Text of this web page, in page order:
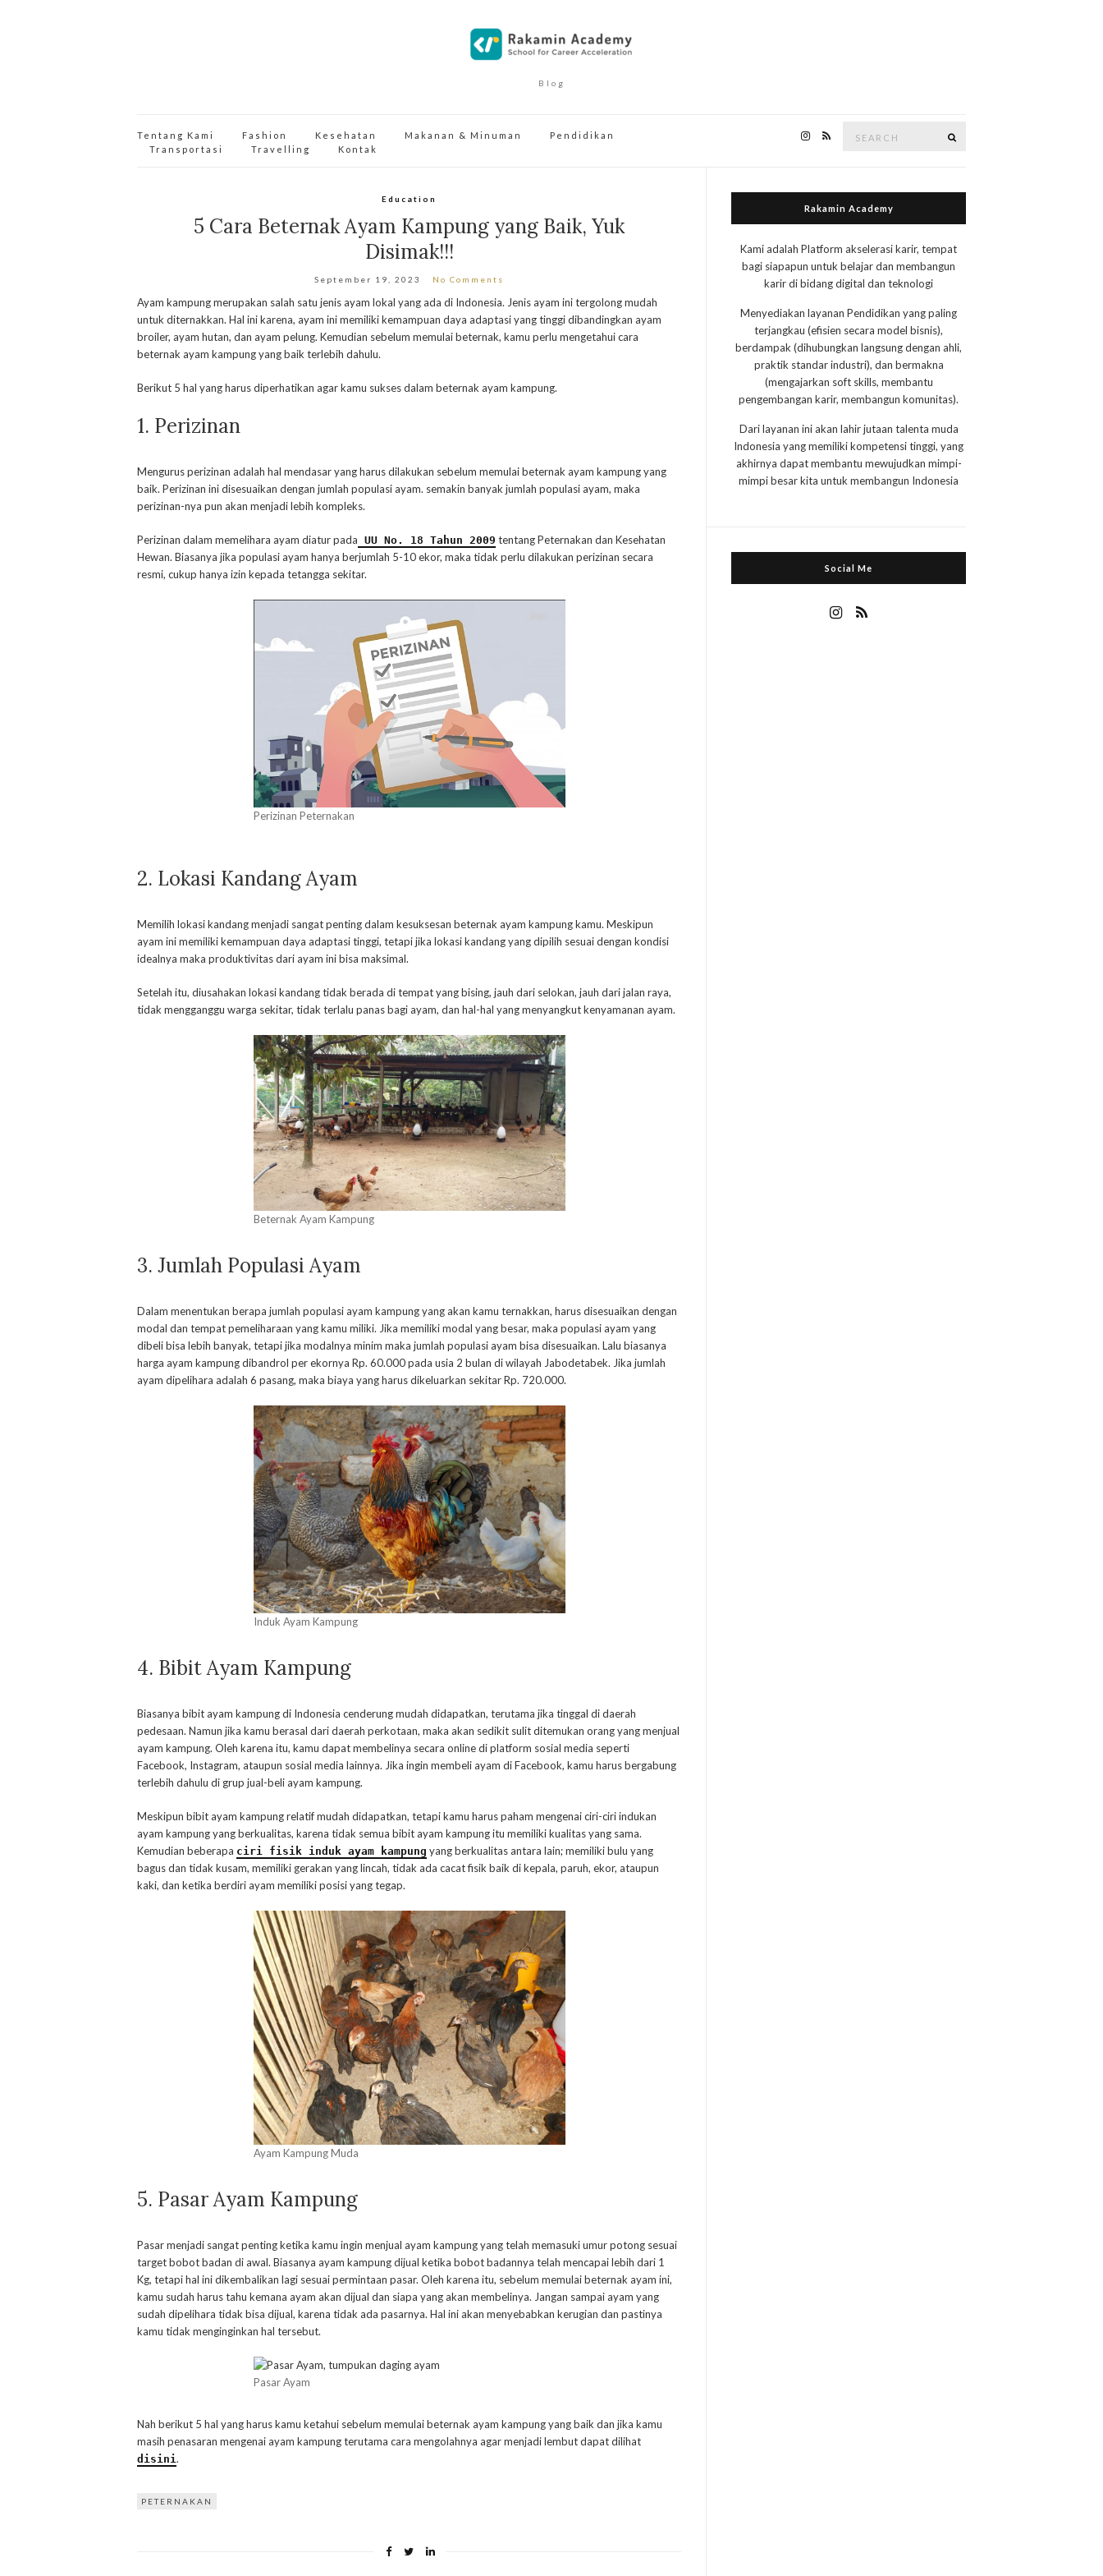
Blog
Tentang Kami Fashion Kesehatan Makanan & Minuman
Pendidikan
Transportasi
Travelling Kontak
Education
5 Cara Beternak Ayam Kampung yang Baik, Yuk
Disimak!!!
September 19, 2023 No Comments
Ayam kampung merupakan salah satu jenis ayam lokal yang ada di Indonesia. Jenis ayam ini tergolong mudah
untuk diternakkan. Hal ini karena, ayam ini memiliki kemampuan daya adaptasi yang tinggi dibandingkan ayam
broiler, ayam hutan, dan ayam pelung. Kemudian sebelum memulai beternak, kamu perlu mengetahui cara
beternak ayam kampung yang baik terlebih dahulu.
Berikut 5 hal yang harus diperhatikan agar kamu sukses dalam beternak ayam kampung.
1. Perizinan
Mengurus perizinan adalah hal mendasar yang harus dilakukan sebelum memulai beternak ayam kampung yang
baik. Perizinan ini disesuaikan dengan jumlah populasi ayam. semakin banyak jumlah populasi ayam, maka
perizinan-nya pun akan menjadi lebih kompleks.
Perizinan dalam memelihara ayam diatur pada UU No. 18 Tahun 2009 tentang Peternakan dan Kesehatan
Hewan. Biasanya jika populasi ayam hanya berjumlah 5-10 ekor, maka tidak perlu dilakukan perizinan secara
resmi, cukup hanya izin kepada tetangga sekitar.
Perizinan Peternakan
2. Lokasi Kandang Ayam
Memilih lokasi kandang menjadi sangat penting dalam kesuksesan beternak ayam kampung kamu. Meskipun
ayam ini memiliki kemampuan daya adaptasi tinggi, tetapi jika lokasi kandang yang dipilih sesuai dengan kondisi
idealnya maka produktivitas dari ayam ini bisa maksimal.
Setelah itu, diusahakan lokasi kandang tidak berada di tempat yang bising, jauh dari selokan, jauh dari jalan raya,
tidak mengganggu warga sekitar, tidak terlalu panas bagi ayam, dan hal-hal yang menyangkut kenyamanan ayam.
Beternak Ayam Kampung
3. Jumlah Populasi Ayam
Dalam menentukan berapa jumlah populasi ayam kampung yang akan kamu ternakkan, harus disesuaikan dengan
modal dan tempat pemeliharaan yang kamu miliki. Jika memiliki modal yang besar, maka populasi ayam yang
dibeli bisa lebih banyak, tetapi jika modalnya minim maka jumlah populasi ayam bisa disesuaikan. Lalu biasanya
harga ayam kampung dibandrol per ekornya Rp. 60.000 pada usia 2 bulan di wilayah Jabodetabek. Jika jumlah
ayam dipelihara adalah 6 pasang, maka biaya yang harus dikeluarkan sekitar Rp. 720.000.
Induk Ayam Kampung
4. Bibit Ayam Kampung
Biasanya bibit ayam kampung di Indonesia cenderung mudah didapatkan, terutama jika tinggal di daerah
pedesaan. Namun jika kamu berasal dari daerah perkotaan, maka akan sedikit sulit ditemukan orang yang menjual
ayam kampung. Oleh karena itu, kamu dapat membelinya secara online di platform sosial media seperti
Facebook, Instagram, ataupun sosial media lainnya. Jika ingin membeli ayam di Facebook, kamu harus bergabung
terlebih dahulu di grup jual-beli ayam kampung.
Meskipun bibit ayam kampung relatif mudah didapatkan, tetapi kamu harus paham mengenai ciri-ciri indukan
ayam kampung yang berkualitas, karena tidak semua bibit ayam kampung itu memiliki kualitas yang sama.
Kemudian beberapa ciri fisik induk ayam kampung yang berkualitas antara lain; memiliki bulu yang
bagus dan tidak kusam, memiliki gerakan yang lincah, tidak ada cacat fisik baik di kepala, paruh, ekor, ataupun
kaki, dan ketika berdiri ayam memiliki posisi yang tegap.
Ayam Kampung Muda
5. Pasar Ayam Kampung
Pasar menjadi sangat penting ketika kamu ingin menjual ayam kampung yang telah memasuki umur potong sesuai
target bobot badan di awal. Biasanya ayam kampung dijual ketika bobot badannya telah mencapai lebih dari 1
Kg, tetapi hal ini dikembalikan lagi sesuai permintaan pasar. Oleh karena itu, sebelum memulai beternak ayam ini,
kamu sudah harus tahu kemana ayam akan dijual dan siapa yang akan membelinya. Jangan sampai ayam yang
sudah dipelihara tidak bisa dijual, karena tidak ada pasarnya. Hal ini akan menyebabkan kerugian dan pastinya
kamu tidak menginginkan hal tersebut.
Pasar Ayam
Nah berikut 5 hal yang harus kamu ketahui sebelum memulai beternak ayam kampung yang baik dan jika kamu
masih penasaran mengenai ayam kampung terutama cara mengolahnya agar menjadi lembut dapat dilihat
disini.
PETERNAKAN
Rakamin Academy
Kami adalah Platform akselerasi karir, tempat
bagi siapapun untuk belajar dan membangun
karir di bidang digital dan teknologi
Menyediakan layanan Pendidikan yang paling
terjangkau (efisien secara model bisnis),
berdampak (dihubungkan langsung dengan ahli,
praktik standar industri), dan bermakna
(mengajarkan soft skills, membantu
pengembangan karir, membangun komunitas).
Dari layanan ini akan lahir jutaan talenta muda
Indonesia yang memiliki kompetensi tinggi, yang
akhirnya dapat membantu mewujudkan mimpi-
mimpi besar kita untuk membangun Indonesia
Social Me